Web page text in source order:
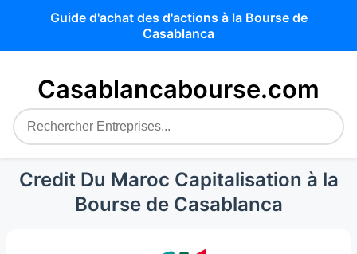
Guide d'achat des d'actions à la Bourse de
Casablanca
Casablancabourse.com
Credit Du Maroc Capitalisation à la
Bourse de Casablanca